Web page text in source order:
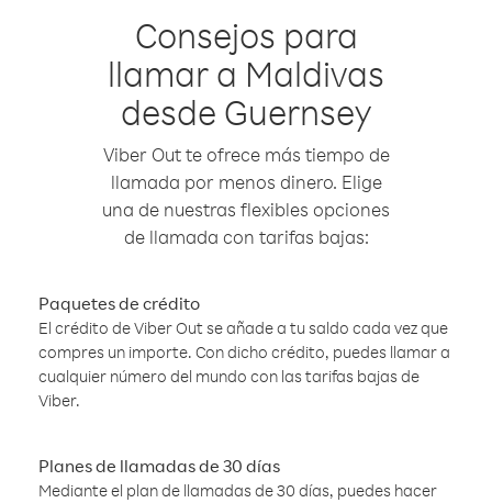
Consejos para
llamar a Maldivas
desde Guernsey
Viber Out te ofrece más tiempo de
llamada por menos dinero. Elige
una de nuestras flexibles opciones
de llamada con tarifas bajas:
Paquetes de crédito
El crédito de Viber Out se añade a tu saldo cada vez que
compres un importe. Con dicho crédito, puedes llamar a
cualquier número del mundo con las tarifas bajas de
Viber.
Planes de llamadas de 30 días
Mediante el plan de llamadas de 30 días, puedes hacer